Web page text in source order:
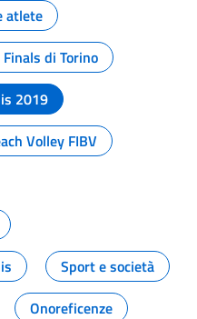
atlete
Finals di Torino
2019
Volley FIBV
Sport e società
Onoreficenze